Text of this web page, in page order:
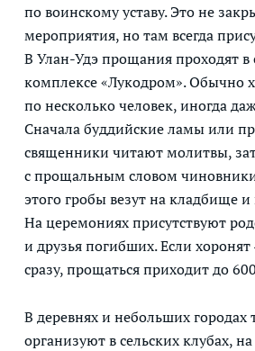
по воинскому уставу. Это не
мероприятия, но там всегда
В Улан-Удэ прощания проходят
комплексе «Лукодром». Обычно
по несколько человек, иногда
Сначала буддийские ламы или
священники читают молитвы,
с прощальным словом
этого гробы везут на кладбище
На церемониях присутствуют
и друзья погибших. Если
сразу, прощаться приходит до
В деревнях и небольших
организуют в сельских клубах,